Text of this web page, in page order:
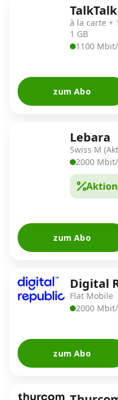
TalkTalk
à la carte +
1 GB
1100
zum Abo
Lebara
Swiss M
2000
Aktion
zum Abo
Digital
Flat Mobile
2000
zum Abo